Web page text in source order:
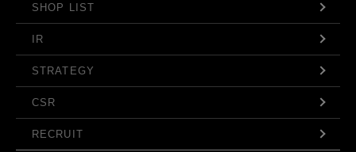
SHOP LIST
IR
STRATEGY
CSR
RECRUIT